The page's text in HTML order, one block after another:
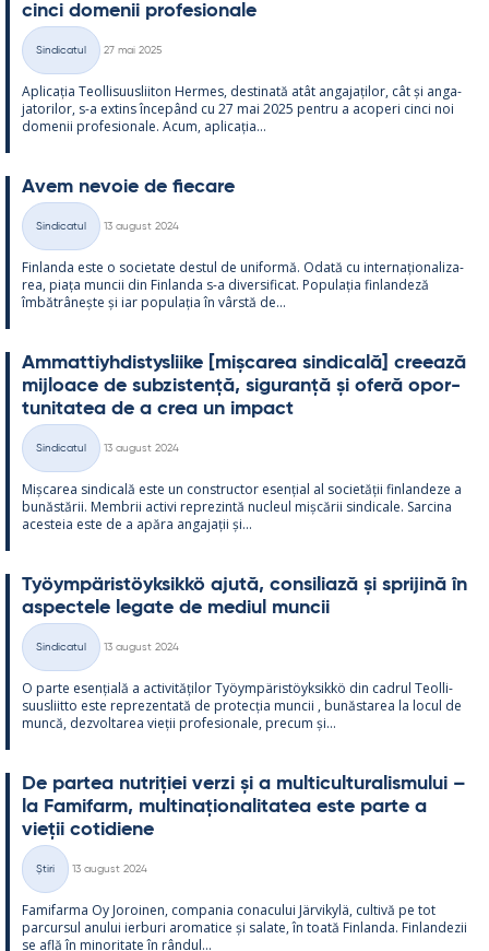
cinci do­me­nii pro­fe­sio­nale
Categorii
Sindicatul
27 mai 2025
Aplicația Teol­li­suus­lii­ton Her­mes, des­ti­nată atât an­ga­jați­lor, cât și an­ga­
ja­to­ri­lor, s-a ex­tins începând cu 27 mai 2025 pentru a aco­peri cinci noi
do­me­nii pro­fe­sio­nale. Acum, aplicația...
Avem ne­voie de fiecare
Categorii
Sindicatul
13 august 2024
Fin­landa este o socie­tate des­tul de uni­formă. Odată cu in­ter­națio­na­liza­
rea, piața muncii din Fin­landa s-a di­ver­si­ficat. Po­pu­lația fin­lan­deză
îmbătrâ­nește și iar po­pu­lația în vârstă de...
Am­mat­tiyh­dis­tys­liike [mișca­rea sin­dicală] cree­ază
mij­loace de subzis­tență, si­gu­ranță și oferă opor­
tu­ni­ta­tea de a crea un im­pact
Categorii
Sindicatul
13 august 2024
Mișca­rea sin­dicală este un con­struc­tor esențial al societății fin­lan­deze a
bunăstă­rii. Mem­brii ac­tivi reprezintă nucleul mișcă­rii sin­dicale. Sarcina
aces­teia este de a apăra an­ga­jații și...
Työym­pä­ris­töyk­sikkö ajută, con­si­liază și spri­jină în
as­pec­tele le­gate de me­diul muncii
Categorii
Sindicatul
13 august 2024
O parte esențială a ac­ti­vități­lor Työym­pä­ris­töyk­sikkö din cadrul Teol­li­
suus­liitto este reprezen­tată de pro­tecția muncii , bunăs­ta­rea la locul de
muncă, dez­vol­ta­rea vieții pro­fe­sio­nale, precum și...
De par­tea nut­riției verzi și a mul­ticul­tu­ra­lis­mu­lui –
la Fa­mi­farm, mul­ti­națio­na­li­ta­tea este parte a
vieții co­ti­diene
Categorii
Știri
13 august 2024
Fa­mi­farma Oy Jo­roi­nen, com­pa­nia co­nacu­lui Jär­vi­kylä, cul­tivă pe tot
parcur­sul anu­lui ier­buri aro­ma­tice și sa­late, în toată Fin­landa. Fin­lan­dezii
se află în mi­no­ri­tate în rân­dul...